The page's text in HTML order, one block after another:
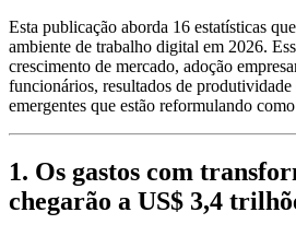
Esta publicação aborda 16 estatísticas
ambiente de trabalho digital em 2026.
crescimento de mercado, adoção
funcionários, resultados de produtividade
emergentes que estão reformulando
1. Os gastos com
chegarão a US$ 3,4